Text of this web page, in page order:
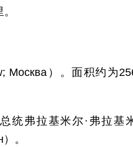
Москва）。面积约为
统弗拉基米尔·弗拉基
。